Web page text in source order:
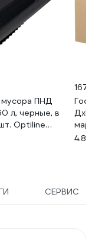
мусора ПНД
л, черные, в
Optiline
167 ₽
ДхШхВ
марка
4.8
СЕРВИС